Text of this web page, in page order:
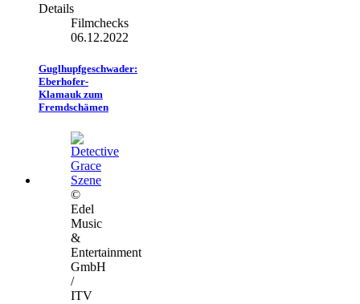
Details
Filmchecks
06.12.2022
Guglhupfgeschwader:
Eberhofer-
Klamauk zum
Fremdschämen
©
Edel
Music
&
Entertainment
GmbH
/
ITV